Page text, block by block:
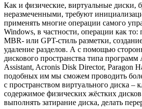
Как и физические, виртуальные диски,
неразмеченными, требуют
применять многие операции самого
Windows, в частности, операции как то:
MBR- или GPT-стиль разметки,
удаление разделов. А с помощью
дискового пространства типа
Assistant, Acronis Disk Director, Paragon
подобных им мы сможем проводить
с пространством виртуального диска –
содержимое физических жёстких
выполнять затирание диска, делать